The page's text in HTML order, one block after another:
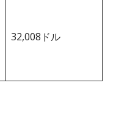
32,008ドル